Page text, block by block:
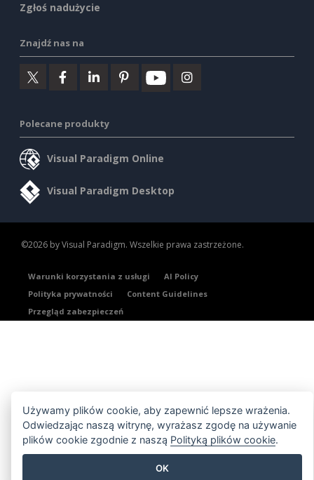
Zgłoś nadużycie
Znajdź nas na
Polecane produkty
Visual Paradigm Online
Visual Paradigm Desktop
©2026 by Visual Paradigm. Wszelkie prawa zastrzeżone.
Warunki korzystania z usługi
AI Policy
Polityka prywatności
Content Guidelines
Przegląd zabezpieczeń
Używamy plików cookie, aby zapewnić lepsze wrażenia.
Odwiedzając naszą witrynę, wyrażasz zgodę na używanie
plików cookie zgodnie z naszą Polityką plików cookie.
OK